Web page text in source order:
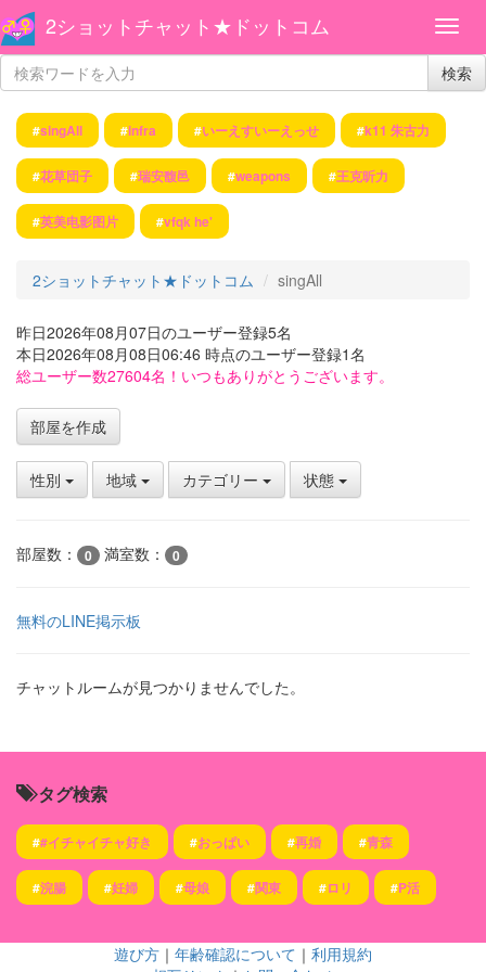
2ショットチャット★ドットコム
検索
#singAll #infra #いーえすいーえっせ #k11 朱古力
#花草団子 #瑞安馥邑 #weapons #王克昕力
#英美电影图片 #vfqk he'
2ショットチャット★ドットコム singAll
昨日2026年08月07日のユーザー登録5名
本日2026年08月08日06:46 時点のユーザー登録1名
総ユーザー数27604名！いつもありがとうございます。
部屋を作成
性別 地域 カテゴリー 状態
部屋数： 0 満室数： 0
無料のLINE掲示板
チャットルームが見つかりませんでした。
タグ検索
##イチャイチャ好き #おっぱい #再婚 #青森
#浣腸 #妊婦 #母娘 #関東 #ロリ #P活
遊び方 ｜ 年齢確認について ｜ 利用規約